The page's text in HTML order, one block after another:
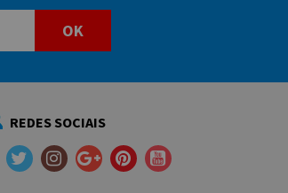
OK
REDES SOCIAIS